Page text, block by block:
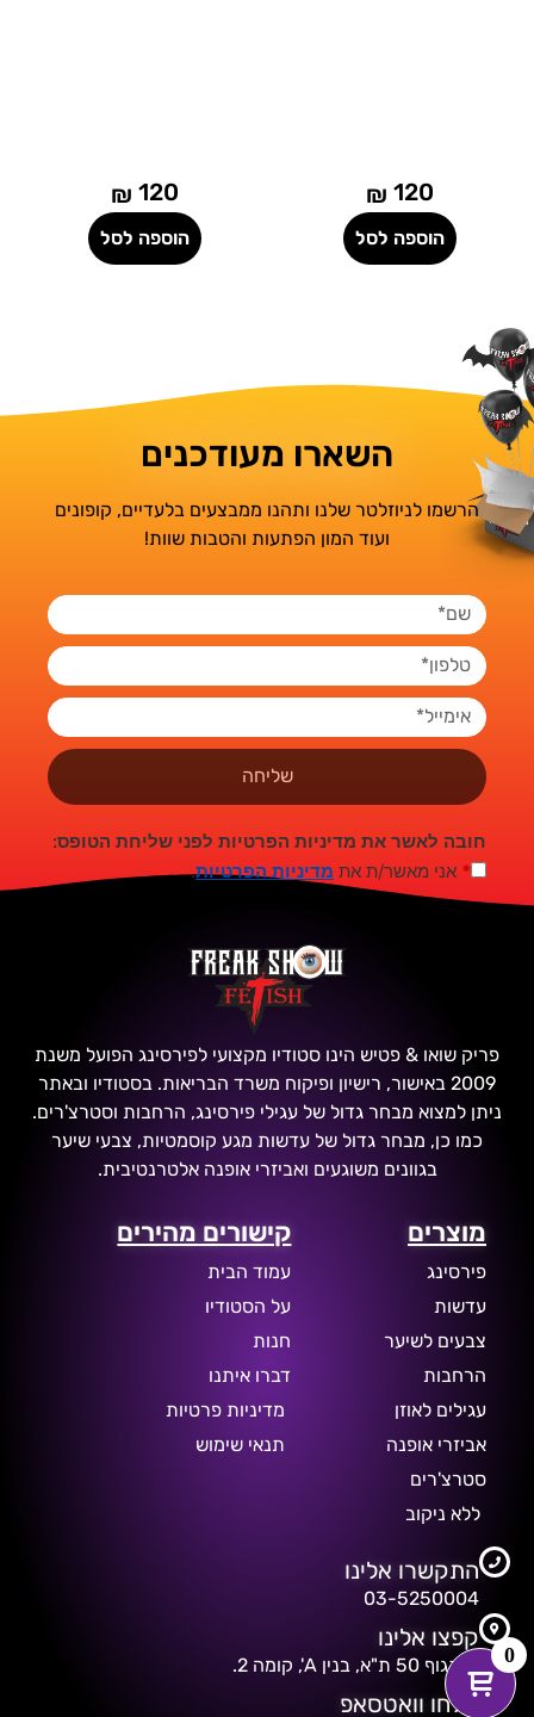
120
₪
הוספה לסל
120
₪
הוספה לסל
השארו מעודכנים
הרשמו לניוזלטר שלנו ותהנו ממבצעים בלעדיים, קופונים
ועוד המון הפתעות והטבות שוות!
שליחה
חובה לאשר את מדיניות הפרטיות לפני שליחת הטופס:
* אני מאשר/ת את מדיניות הפרטיות.
פריק שואו & פטיש הינו סטודיו מקצועי לפירסינג הפועל משנת
2009 באישור, רישיון ופיקוח משרד הבריאות. בסטודיו ובאתר
ניתן למצוא מבחר גדול של עגילי פירסינג, הרחבות וסטרצ'רים.
כמו כן, מבחר גדול של עדשות מגע קוסמטיות, צבעי שיער
בגוונים משוגעים ואביזרי אופנה אלטרנטיבית.
מוצרים
פירסינג
עדשות
צבעים לשיער
הרחבות
עגילים לאוזן
אביזרי אופנה
סטרצ'רים
ללא ניקוב
קישורים מהירים
עמוד הבית
על הסטודיו
חנות
דברו איתנו
מדיניות פרטיות
תנאי שימוש
התקשרו אלינו
03-5250004
קפצו אלינו
דיזנגוף 50 ת"א, בנין A', קומה 2.
שלחו וואטסאפ
0